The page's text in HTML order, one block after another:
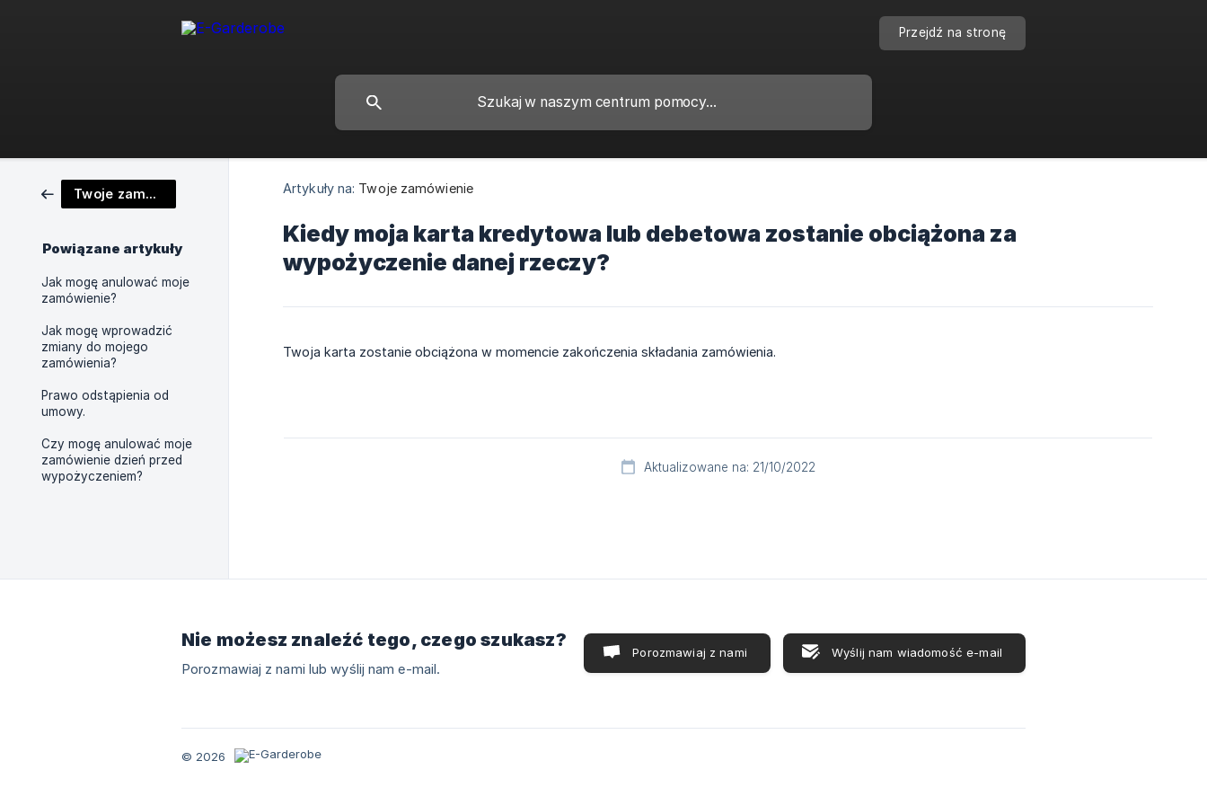
Przejdź na stronę
Twoje zamówienie
Powiązane artykuły
Jak mogę anulować moje
zamówienie?
Jak mogę wprowadzić
zmiany do mojego
zamówienia?
Prawo odstąpienia od
umowy.
Czy mogę anulować moje
zamówienie dzień przed
wypożyczeniem?
Artykuły na: Twoje zamówienie
Kiedy moja karta kredytowa lub debetowa zostanie obciążona za
wypożyczenie danej rzeczy?
Twoja karta zostanie obciążona w momencie zakończenia składania zamówienia.
Aktualizowane na: 21/10/2022
Nie możesz znaleźć tego, czego szukasz?
Porozmawiaj z nami lub wyślij nam e-mail.
Porozmawiaj z nami Wyślij nam wiadomość e-mail
© 2026